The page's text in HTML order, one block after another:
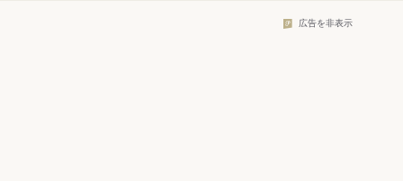
広告を非表示